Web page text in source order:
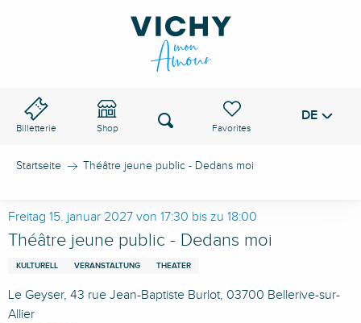
Billetterie Shop
Voir les favoris
Suche DE
Startseite Théâtre jeune public - Dedans moi
Freitag 15. januar 2027 von 17:30 bis zu 18:00
Théâtre jeune public - Dedans moi
KULTURELL VERANSTALTUNG THEATER
Le Geyser, 43 rue Jean-Baptiste Burlot, 03700 Bellerive-sur-
Allier